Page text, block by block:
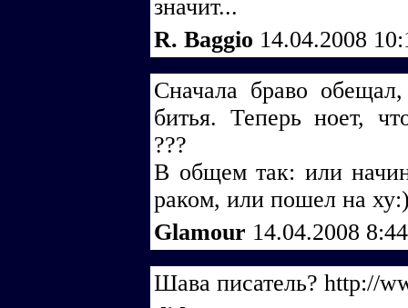
значит...
R. Baggio 14.04.2008
Сначала браво
битья. Теперь ноет,
???
В общем так: или
раком, или пошел на
Glamour 14.04.2008
Шава писатель? http://